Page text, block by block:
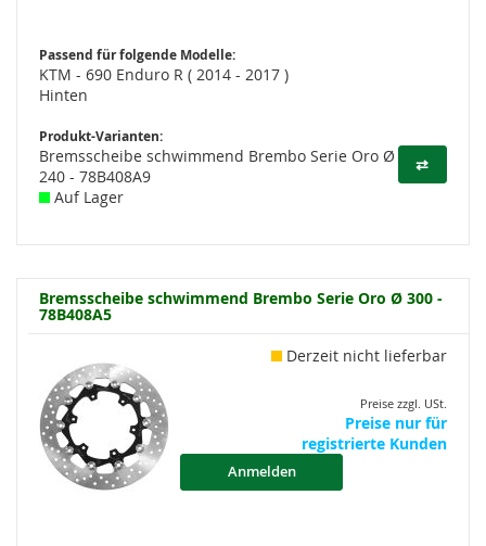
Passend für folgende Modelle:
KTM - 690 Enduro R ( 2014 - 2017 )
Hinten
Produkt-Varianten:
⇄
Bremsscheibe schwimmend Brembo Serie Oro Ø
240 - 78B408A9
Auf Lager
Bremsscheibe schwimmend Brembo Serie Oro Ø 300 -
78B408A5
Derzeit nicht lieferbar
Preise zzgl. USt.
Preise nur für
registrierte Kunden
Anmelden